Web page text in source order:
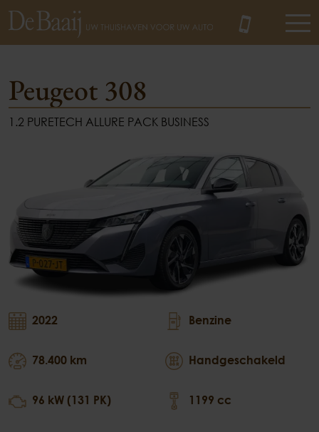
Peugeot 308
1.2 PURETECH ALLURE PACK BUSINESS
2022
78.400 km
96 kW (131 PK)
Benzine
Handgeschakeld
1199 cc